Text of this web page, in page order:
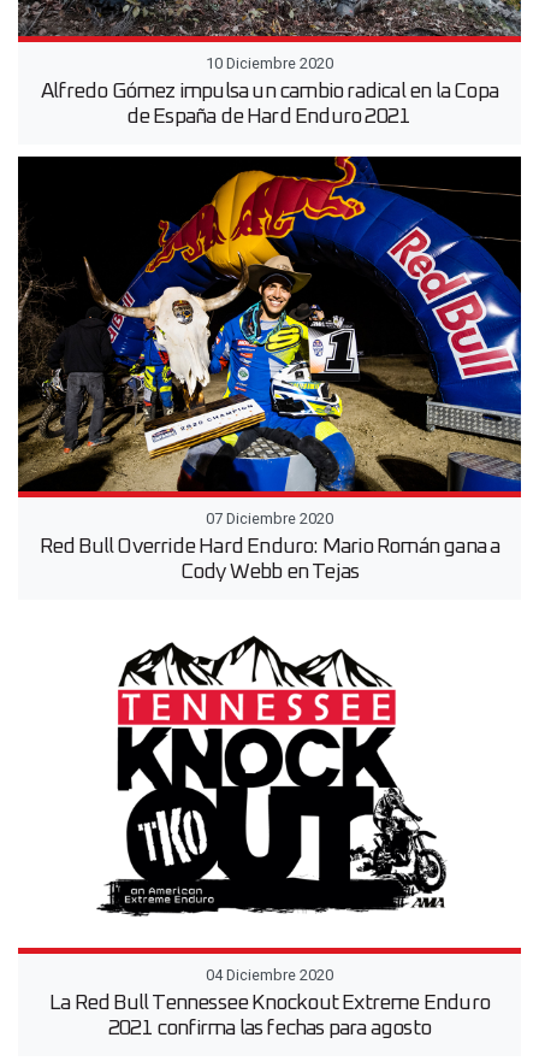
10 Diciembre 2020
Alfredo Gómez impulsa un cambio radical en la Copa
de España de Hard Enduro 2021
07 Diciembre 2020
Red Bull Override Hard Enduro: Mario Román gana a
Cody Webb en Tejas
04 Diciembre 2020
La Red Bull Tennessee Knockout Extreme Enduro
2021 confirma las fechas para agosto